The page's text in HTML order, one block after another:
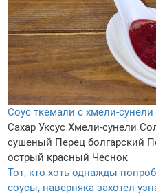
Соус ткемали с хмели-сунели
Сахар Уксус Хмели-сунели
сушеный Перец болгарский
острый красный Чеснок
Тот, кто хоть однажды
соусы, наверняка захотел